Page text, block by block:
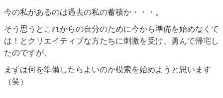
今の私があるのは過去の私の蓄積か・・・。
そう思うとこれからの自分のために今から準備を始めなくて
は！とクリエイティブな方たちに刺激を受け、勇んで帰宅し
たのですが、
まずは何を準備したらよいのか模索を始めようと思います
（笑）